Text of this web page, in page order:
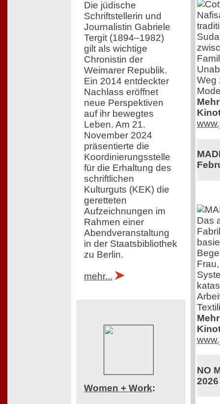
Die jüdische
Schriftstellerin und
Journalistin Gabriele
Tergit (1894–1982)
gilt als wichtige
Chronistin der
Weimarer Republik.
Ein 2014 entdeckter
Nachlass eröffnet
neue Perspektiven
auf ihr bewegtes
Leben. Am 21.
November 2024
präsentierte die
Koordinierungsstelle
für die Erhaltung des
schriftlichen
Kulturguts (KEK) die
geretteten
Aufzeichnungen im
Rahmen einer
Abendveranstaltung
in der Staatsbibliothek
zu Berlin.
mehr...
Women + Work:
Weg
Das
NO
2026